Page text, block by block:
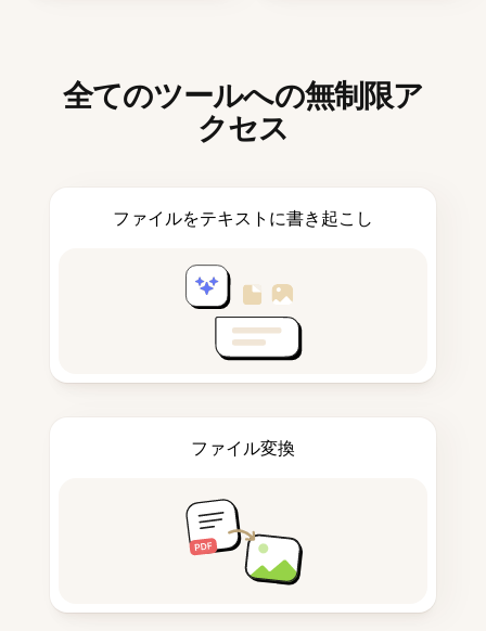
全てのツールへの無制限ア
クセス
ファイルをテキストに書き起こし
ファイル変換